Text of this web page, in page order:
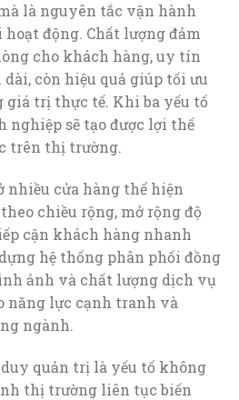
là nguyên tắc vận hành
động. Chất lượng đảm
cho khách hàng, uy tín
còn hiệu quả giúp tối ưu
giá trị thực tế. Khi ba yếu tố
nghiệp sẽ tạo được lợi thế
trên thị trường.
nhiều cửa hàng thể hiện
chiều rộng, mở rộng độ
cận khách hàng nhanh
hệ thống phân phối đồng
ảnh và chất lượng dịch vụ
năng lực cạnh tranh và
ngành.
quản trị là yếu tố không
thị trường liên tục biến